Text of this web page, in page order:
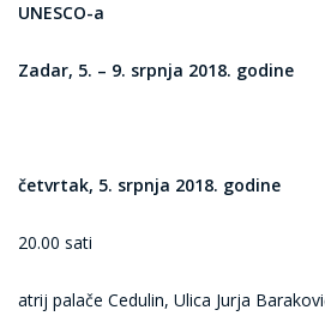
UNESCO-a
Zadar, 5. – 9. srpnja 2018. godine
četvrtak, 5. srpnja 2018. godine
20.00 sati
atrij palače Cedulin, Ulica Jurja